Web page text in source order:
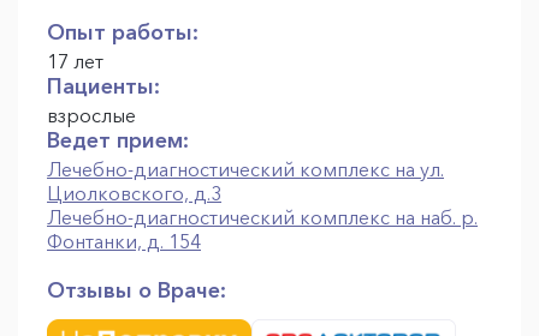
Опыт работы:
17 лет
Пациенты:
взрослые
Ведет прием:
Лечебно-диагностический комплекс на ул.
Циолковского, д.3
Лечебно-диагностический комплекс на наб. р.
Фонтанки, д. 154
Отзывы о Враче: